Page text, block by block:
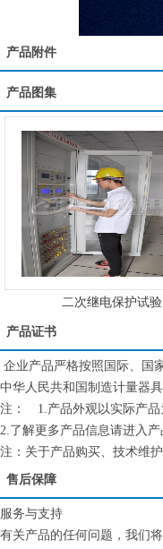
产品附件
产品图集
二次继电保护试验
产品证书
企业产品严格按照国际、国
中华人民共和国制造计量器
注： 1.产品外观以实际产品
2.了解更多产品信息请进入产
注：关于产品购买、技术维
售后保障
服务与支持
有关产品的任何问题，我们